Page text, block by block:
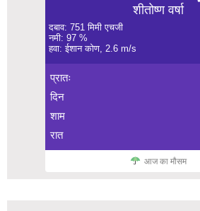
शीतोष्ण वर्षा
दबाव: 751 मिमी एचजी
नमी: 97 %
हवा: ईशान कोण, 2.6 m/s
प्रातः
दिन
शाम
रात
आज का मौसम